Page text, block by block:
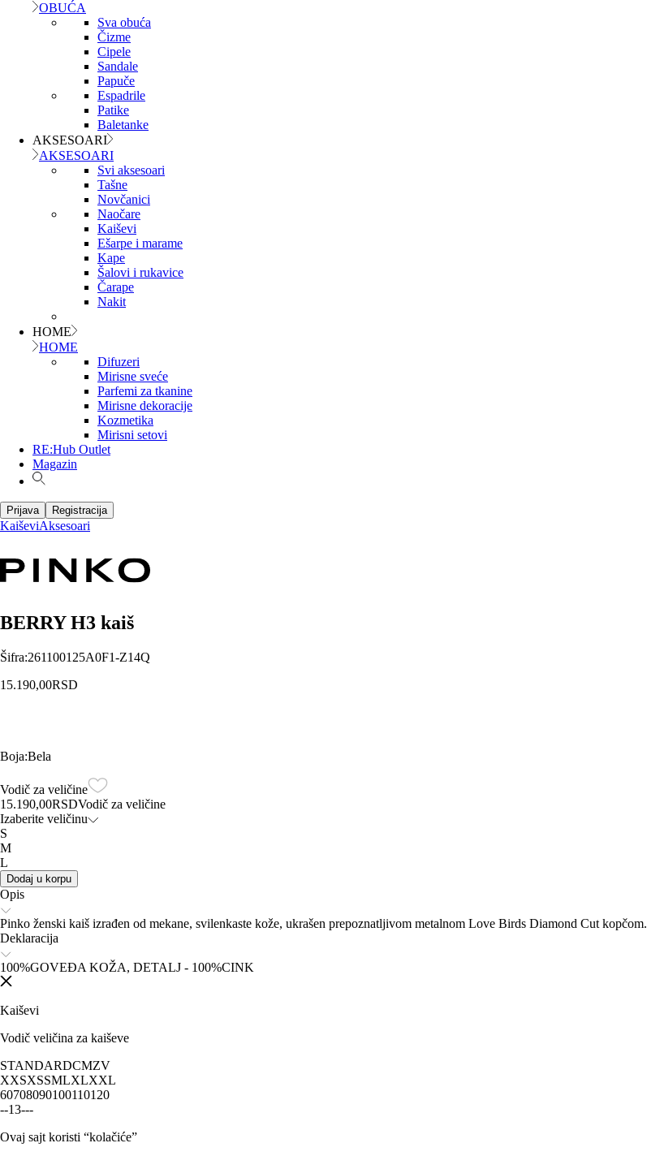
OBUĆA
Sva obuća
Čizme
Cipele
Sandale
Papuče
Espadrile
Patike
Baletanke
AKSESOARI
AKSESOARI
Svi aksesoari
Tašne
Novčanici
Naočare
Kaiševi
Ešarpe i marame
Kape
Šalovi i rukavice
Čarape
Nakit
HOME
HOME
Difuzeri
Mirisne sveće
Parfemi za tkanine
Mirisne dekoracije
Kozmetika
Mirisni setovi
RE:Hub Outlet
Magazin
Prijava Registracija
KaiševiAksesoari
BERRY H3 kaiš
Šifra:261100125A0F1-Z14Q
15.190,00RSD
Boja:Bela
Vodič za veličine
15.190,00RSDVodič za veličine
Izaberite veličinu
S
M
L
Dodaj u korpu
Opis
Pinko ženski kaiš izrađen od mekane, svilenkaste kože, ukrašen prepoznatljivom metalnom Love Birds Diamond Cut kopčom.
Deklaracija
100%GOVEĐA KOŽA, DETALJ - 100%CINK
Kaiševi
Vodič veličina za kaiševe
STANDARDCMZV
XXSXSSMLXLXXL
60708090100110120
--13---
Ovaj sajt koristi “kolačiće”